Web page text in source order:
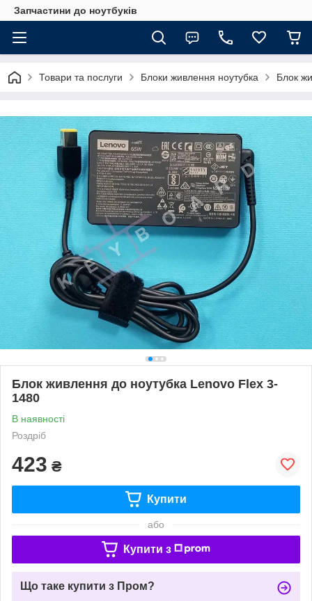
Запчастини до ноутбуків
Товари та послуги Блоки живлення ноутубка Блок
Блок живлення до ноутубка Lenovo Flex 3-
1480
В наявності
Роздріб
423 ₴
Купити
або
Купити з
Що таке купити з Пром?